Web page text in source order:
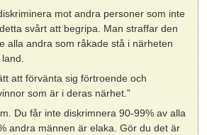
mot andra personer som inte
svårt att begripa. Man straffar den
alla andra som råkade stå i närheten
att förvänta sig förtroende och
som är i deras närhet.”
Du får inte diskrimnera 90-99% av alla
andra männen är elaka. Gör du det är